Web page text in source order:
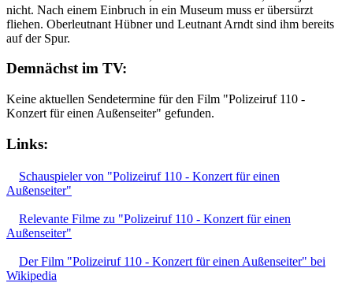
nicht. Nach einem Einbruch in ein Museum muss er übersürzt
fliehen. Oberleutnant Hübner und Leutnant Arndt sind ihm bereits
auf der Spur.
Demnächst im TV:
Keine aktuellen Sendetermine für den Film "Polizeiruf 110 -
Konzert für einen Außenseiter" gefunden.
Links:
Schauspieler von "Polizeiruf 110 - Konzert für einen
Außenseiter"
Relevante Filme zu "Polizeiruf 110 - Konzert für einen
Außenseiter"
Der Film "Polizeiruf 110 - Konzert für einen Außenseiter" bei
Wikipedia